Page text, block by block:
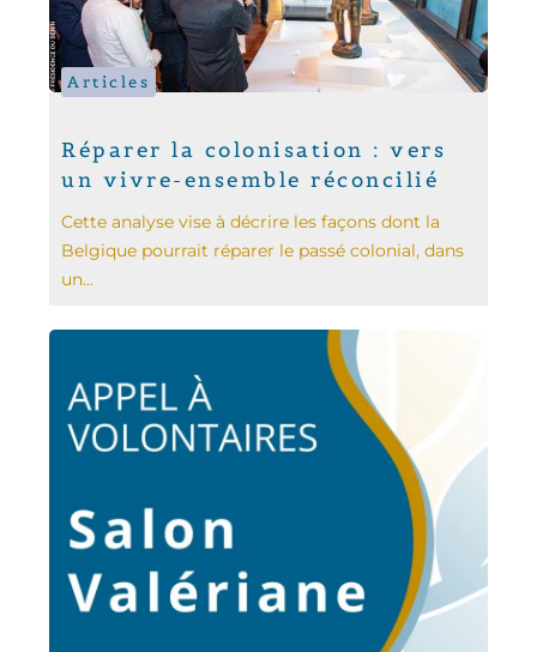
Articles
Réparer la colonisation : vers
un vivre-ensemble réconcilié
Cette analyse vise à décrire les façons dont la
Belgique pourrait réparer le passé colonial, dans
un...